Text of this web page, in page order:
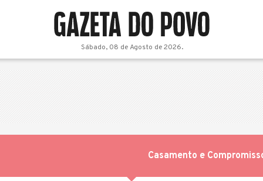
Sábado, 08 de Agosto de 2026.
Casamento e